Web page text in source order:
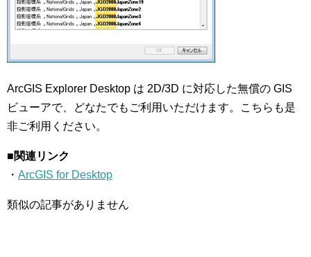
ArcGIS Explorer Desktop は 2D/3D に対応した無償の GIS
ビューアで、どなたでもご利用いただけます。こちらも是
非ご利用ください。
■関連リンク
・ ArcGIS for Desktop
類似の記事がありません